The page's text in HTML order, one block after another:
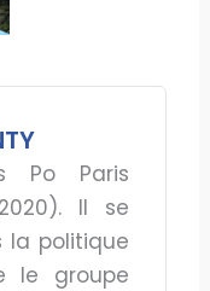
Po Paris
Il se
la politique
le groupe